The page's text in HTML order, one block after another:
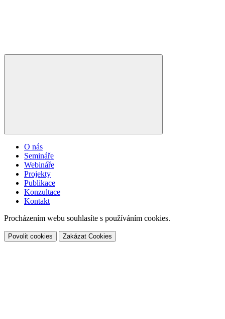
O nás
Semináře
Webináře
Projekty
Publikace
Konzultace
Kontakt
Procházením webu souhlasíte s používáním cookies.
Povolit cookies Zakázat Cookies